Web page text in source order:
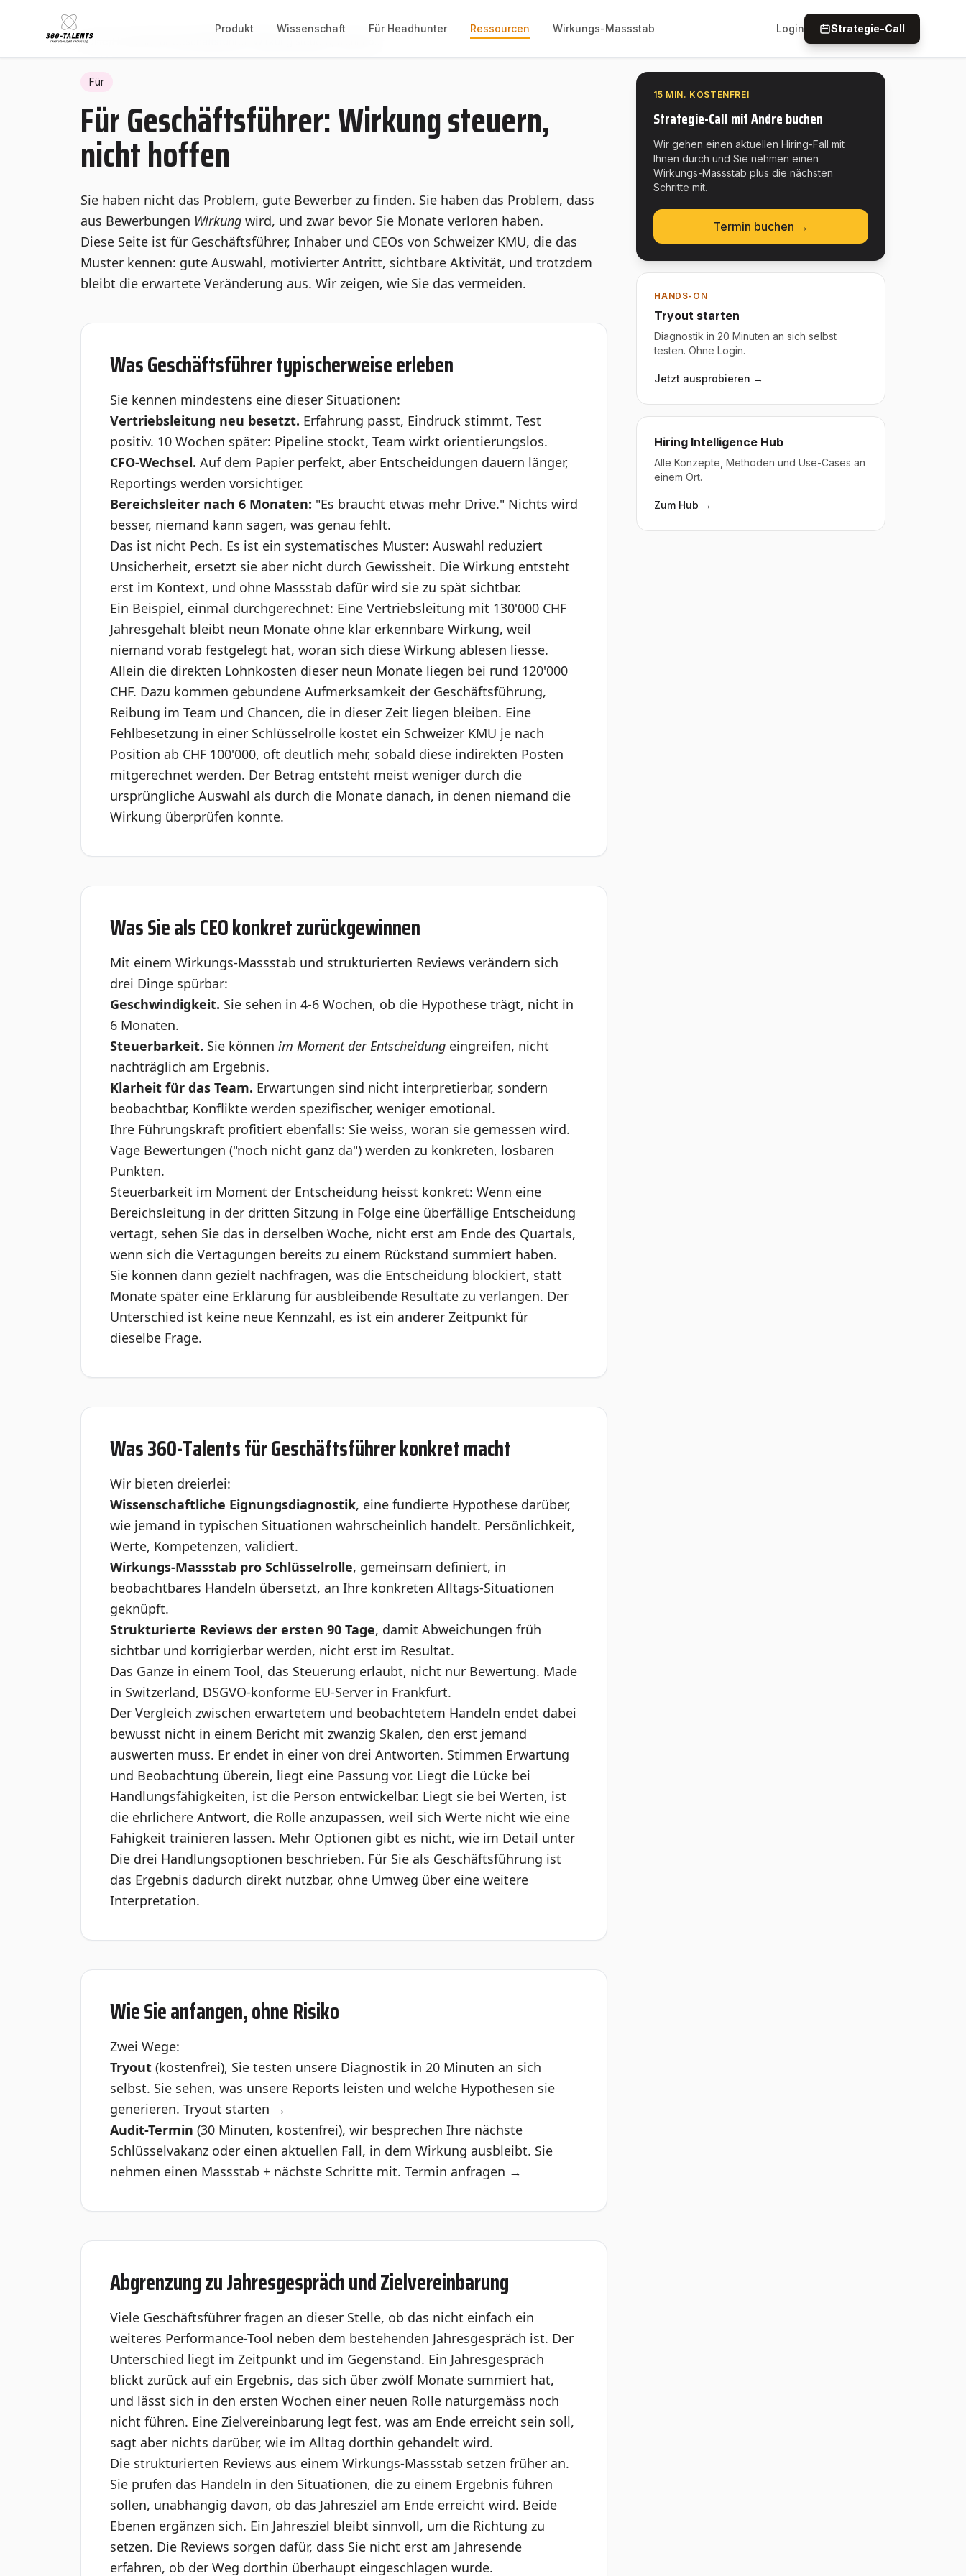
Produkt Wissenschaft Für Headhunter Ressourcen Wirkungs-Massstab Login
Strategie-Call
Home
Für
Für Geschäftsführer: Wirkung steuern,
nicht hoffen
Sie haben nicht das Problem, gute Bewerber zu finden. Sie haben das Problem, dass
aus Bewerbungen Wirkung wird, und zwar bevor Sie Monate verloren haben.
Diese Seite ist für Geschäftsführer, Inhaber und CEOs von Schweizer KMU, die das
Muster kennen: gute Auswahl, motivierter Antritt, sichtbare Aktivität, und trotzdem
bleibt die erwartete Veränderung aus. Wir zeigen, wie Sie das vermeiden.
Was Geschäftsführer typischerweise erleben
Sie kennen mindestens eine dieser Situationen:
Vertriebsleitung neu besetzt. Erfahrung passt, Eindruck stimmt, Test
positiv. 10 Wochen später: Pipeline stockt, Team wirkt orientierungslos.
CFO-Wechsel. Auf dem Papier perfekt, aber Entscheidungen dauern länger,
Reportings werden vorsichtiger.
Bereichsleiter nach 6 Monaten: "Es braucht etwas mehr Drive." Nichts wird
besser, niemand kann sagen, was genau fehlt.
Das ist nicht Pech. Es ist ein systematisches Muster: Auswahl reduziert
Unsicherheit, ersetzt sie aber nicht durch Gewissheit. Die Wirkung entsteht
erst im Kontext, und ohne Massstab dafür wird sie zu spät sichtbar.
Ein Beispiel, einmal durchgerechnet: Eine Vertriebsleitung mit 130'000 CHF
Jahresgehalt bleibt neun Monate ohne klar erkennbare Wirkung, weil
niemand vorab festgelegt hat, woran sich diese Wirkung ablesen liesse.
Allein die direkten Lohnkosten dieser neun Monate liegen bei rund 120'000
CHF. Dazu kommen gebundene Aufmerksamkeit der Geschäftsführung,
Reibung im Team und Chancen, die in dieser Zeit liegen bleiben. Eine
Fehlbesetzung in einer Schlüsselrolle kostet ein Schweizer KMU je nach
Position ab CHF 100'000, oft deutlich mehr, sobald diese indirekten Posten
mitgerechnet werden. Der Betrag entsteht meist weniger durch die
ursprüngliche Auswahl als durch die Monate danach, in denen niemand die
Wirkung überprüfen konnte.
Was Sie als CEO konkret zurückgewinnen
Mit einem Wirkungs-Massstab und strukturierten Reviews verändern sich
drei Dinge spürbar:
Geschwindigkeit. Sie sehen in 4-6 Wochen, ob die Hypothese trägt, nicht in
6 Monaten.
Steuerbarkeit. Sie können im Moment der Entscheidung eingreifen, nicht
nachträglich am Ergebnis.
Klarheit für das Team. Erwartungen sind nicht interpretierbar, sondern
beobachtbar, Konflikte werden spezifischer, weniger emotional.
Ihre Führungskraft profitiert ebenfalls: Sie weiss, woran sie gemessen wird.
Vage Bewertungen ("noch nicht ganz da") werden zu konkreten, lösbaren
Punkten.
Steuerbarkeit im Moment der Entscheidung heisst konkret: Wenn eine
Bereichsleitung in der dritten Sitzung in Folge eine überfällige Entscheidung
vertagt, sehen Sie das in derselben Woche, nicht erst am Ende des Quartals,
wenn sich die Vertagungen bereits zu einem Rückstand summiert haben.
Sie können dann gezielt nachfragen, was die Entscheidung blockiert, statt
Monate später eine Erklärung für ausbleibende Resultate zu verlangen. Der
Unterschied ist keine neue Kennzahl, es ist ein anderer Zeitpunkt für
dieselbe Frage.
Was 360-Talents für Geschäftsführer konkret macht
Wir bieten dreierlei:
Wissenschaftliche Eignungsdiagnostik, eine fundierte Hypothese darüber,
wie jemand in typischen Situationen wahrscheinlich handelt. Persönlichkeit,
Werte, Kompetenzen, validiert.
Wirkungs-Massstab pro Schlüsselrolle, gemeinsam definiert, in
beobachtbares Handeln übersetzt, an Ihre konkreten Alltags-Situationen
geknüpft.
Strukturierte Reviews der ersten 90 Tage, damit Abweichungen früh
sichtbar und korrigierbar werden, nicht erst im Resultat.
Das Ganze in einem Tool, das Steuerung erlaubt, nicht nur Bewertung. Made
in Switzerland, DSGVO-konforme EU-Server in Frankfurt.
Der Vergleich zwischen erwartetem und beobachtetem Handeln endet dabei
bewusst nicht in einem Bericht mit zwanzig Skalen, den erst jemand
auswerten muss. Er endet in einer von drei Antworten. Stimmen Erwartung
und Beobachtung überein, liegt eine Passung vor. Liegt die Lücke bei
Handlungsfähigkeiten, ist die Person entwickelbar. Liegt sie bei Werten, ist
die ehrlichere Antwort, die Rolle anzupassen, weil sich Werte nicht wie eine
Fähigkeit trainieren lassen. Mehr Optionen gibt es nicht, wie im Detail unter
Die drei Handlungsoptionen beschrieben. Für Sie als Geschäftsführung ist
das Ergebnis dadurch direkt nutzbar, ohne Umweg über eine weitere
Interpretation.
Wie Sie anfangen, ohne Risiko
Zwei Wege:
Tryout (kostenfrei), Sie testen unsere Diagnostik in 20 Minuten an sich
selbst. Sie sehen, was unsere Reports leisten und welche Hypothesen sie
generieren. Tryout starten →
Audit-Termin (30 Minuten, kostenfrei), wir besprechen Ihre nächste
Schlüsselvakanz oder einen aktuellen Fall, in dem Wirkung ausbleibt. Sie
nehmen einen Massstab + nächste Schritte mit. Termin anfragen →
Abgrenzung zu Jahresgespräch und Zielvereinbarung
Viele Geschäftsführer fragen an dieser Stelle, ob das nicht einfach ein
weiteres Performance-Tool neben dem bestehenden Jahresgespräch ist. Der
Unterschied liegt im Zeitpunkt und im Gegenstand. Ein Jahresgespräch
blickt zurück auf ein Ergebnis, das sich über zwölf Monate summiert hat,
und lässt sich in den ersten Wochen einer neuen Rolle naturgemäss noch
nicht führen. Eine Zielvereinbarung legt fest, was am Ende erreicht sein soll,
sagt aber nichts darüber, wie im Alltag dorthin gehandelt wird.
Die strukturierten Reviews aus einem Wirkungs-Massstab setzen früher an.
Sie prüfen das Handeln in den Situationen, die zu einem Ergebnis führen
sollen, unabhängig davon, ob das Jahresziel am Ende erreicht wird. Beide
Ebenen ergänzen sich. Ein Jahresziel bleibt sinnvoll, um die Richtung zu
setzen. Die Reviews sorgen dafür, dass Sie nicht erst am Jahresende
erfahren, ob der Weg dorthin überhaupt eingeschlagen wurde.
15 MIN. KOSTENFREI
Strategie-Call mit Andre buchen
Wir gehen einen aktuellen Hiring-Fall mit
Ihnen durch und Sie nehmen einen
Wirkungs-Massstab plus die nächsten
Schritte mit.
Termin buchen →
HANDS-ON
Tryout starten
Diagnostik in 20 Minuten an sich selbst
testen. Ohne Login.
Jetzt ausprobieren →
Hiring Intelligence Hub
Alle Konzepte, Methoden und Use-Cases an
einem Ort.
Zum Hub →